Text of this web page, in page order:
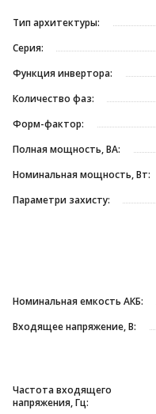
Тип архитектуры:
Серия:
Функция инвертора:
Количество фаз:
Форм-фактор:
Полная мощность, ВА:
Номинальная мощность, Вт:
Параметри захисту:
Номинальная емкость АКБ:
Входящее напряжение, В:
Частота входящего
напряжения, Гц: